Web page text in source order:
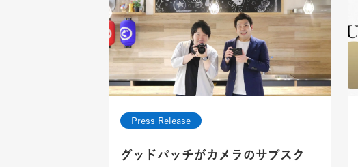
Press Release
グッドパッチがカメラのサブスク